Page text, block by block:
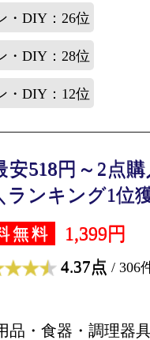
・DIY：26位
・DIY：28位
・DIY：12位
518円～2点
ンキング1位
無料 1,399円
4.37点 / 306
品・食器・調理器